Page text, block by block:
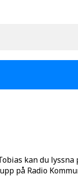
kan du
på Radio